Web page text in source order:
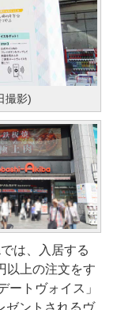
撮影)
は、入居する
以上の注文をす
ートヴォイス」
ゼントされるヴ